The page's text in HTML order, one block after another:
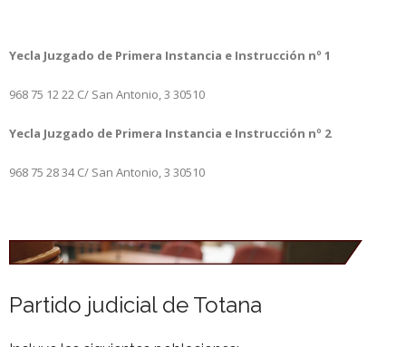
Yecla Juzgado de Primera Instancia e Instrucción nº 1
968 75 12 22 C/ San Antonio, 3 30510
Yecla Juzgado de Primera Instancia e Instrucción nº 2
968 75 28 34 C/ San Antonio, 3 30510
Partido judicial de Totana